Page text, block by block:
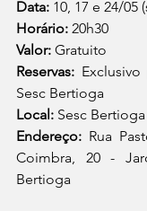
Data: 10, 17 e 24/05
Horário: 20h30
Valor: Gratuito
Reservas:
Sesc Bertioga
Local: Sesc Bertioga
Endereço: Rua
Coimbra, 20 -
Bertioga